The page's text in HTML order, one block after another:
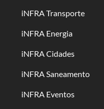
iNFRA Transporte
iNFRA Energia
iNFRA Cidades
iNFRA Saneamento
iNFRA Eventos